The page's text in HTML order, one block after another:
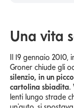
Una vita
Il 19 gennaio
Groner chiude gli
silenzio, in un
cartolina sbiadita.
lenti lungo strade